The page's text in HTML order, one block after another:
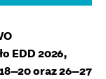
EDD 2026,
oraz 26–27